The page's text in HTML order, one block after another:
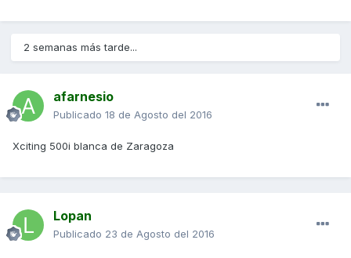
2 semanas más tarde...
afarnesio
Publicado 18 de Agosto del 2016
Xciting 500i blanca de Zaragoza
Lopan
Publicado 23 de Agosto del 2016